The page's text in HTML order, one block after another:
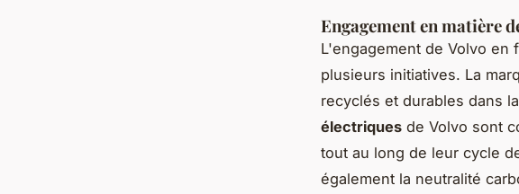
Engagement en matière
L'engagement de Volvo en
plusieurs initiatives. La
recyclés et durables dans
électriques de Volvo sont
tout au long de leur cycle
également la neutralité